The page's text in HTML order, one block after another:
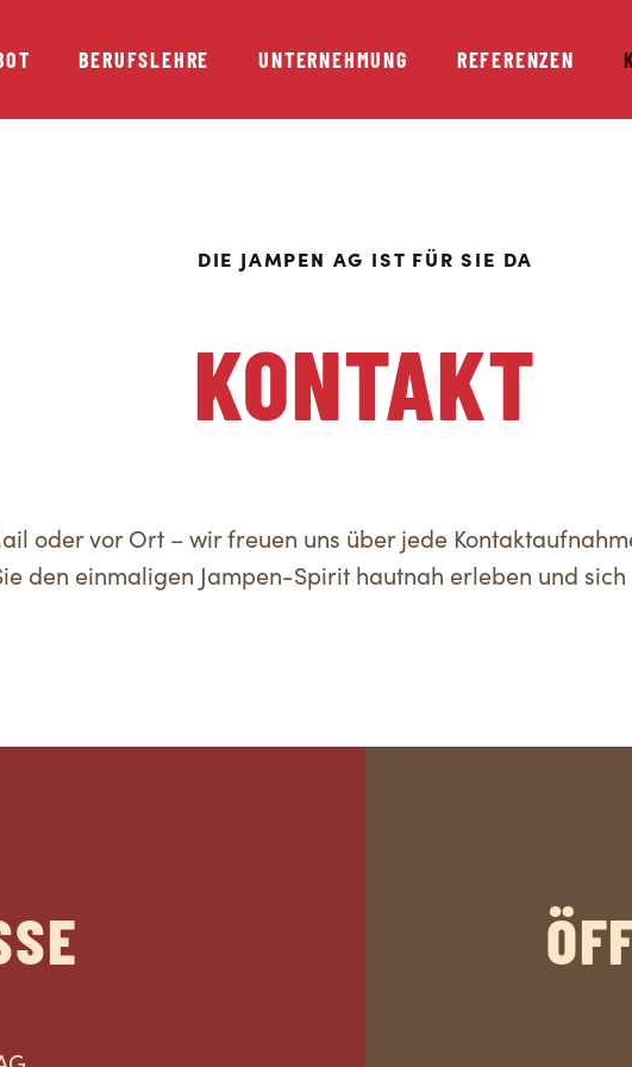
BERUFSLEHRE UNTERNEHMUNG REFERENZEN
DIE JAMPEN AG IST FÜR SIE DA
KONTAKT
oder vor Ort – wir freuen uns über jede
den einmaligen Jampen-Spirit hautnah erleben und